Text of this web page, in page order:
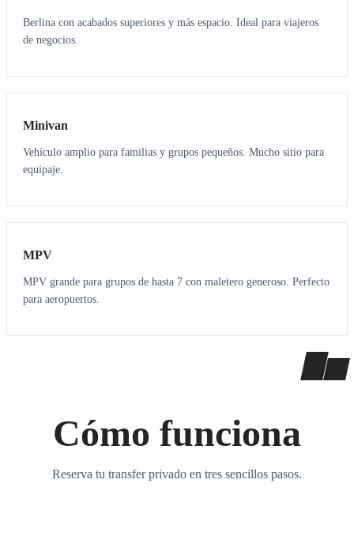
Berlina con acabados superiores y más espacio. Ideal para viajeros
de negocios.
6 5
Minivan
Vehículo amplio para familias y grupos pequeños. Mucho sitio para
equipaje.
7 7
MPV
MPV grande para grupos de hasta 7 con maletero generoso. Perfecto
para aeropuertos.
Cómo funciona
Reserva tu transfer privado en tres sencillos pasos.